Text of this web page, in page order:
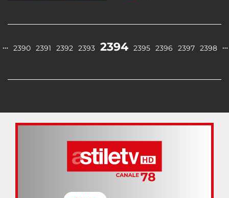
… 2390 2391 2392 2393 2394 2395 2396 2397 2398 …